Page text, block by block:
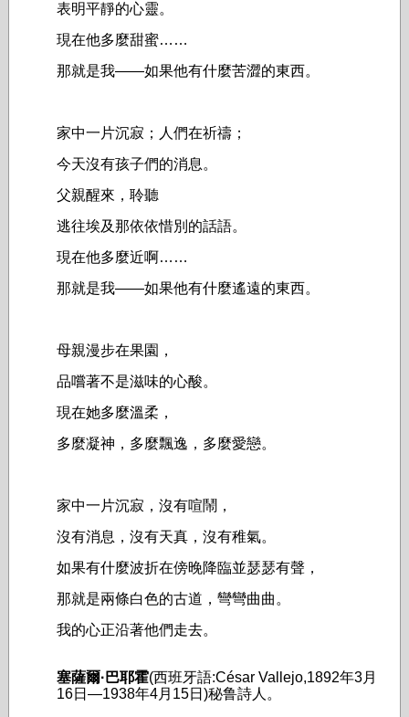
表明平靜的心靈。
現在他多麼甜蜜……
那就是我——如果他有什麼苦澀的東西。
家中一片沉寂；人們在祈禱；
今天沒有孩子們的消息。
父親醒來，聆聽
逃往埃及那依依惜別的話語。
現在他多麼近啊……
那就是我——如果他有什麼遙遠的東西。
母親漫步在果園，
品嚐著不是滋味的心酸。
現在她多麼溫柔，
多麼凝神，多麼飄逸，多麼愛戀。
家中一片沉寂，沒有喧鬧，
沒有消息，沒有天真，沒有稚氣。
如果有什麼波折在傍晚降臨並瑟瑟有聲，
那就是兩條白色的古道，彎彎曲曲。
我的心正沿著他們走去。
塞薩爾· 巴耶霍(西班牙語:César Vallejo,1892年3月
16日—1938年4月15日)秘鲁詩人。